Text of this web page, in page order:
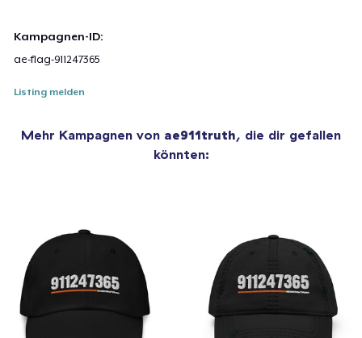
Kampagnen-ID:
ae-flag-911247365
Listing melden
Mehr Kampagnen von ae911truth, die dir gefallen
könnten: